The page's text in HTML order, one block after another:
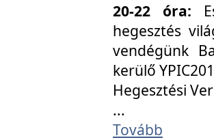
20-22 óra:
hegesztés
vendégünk
kerülő
Hegesztési
...
Tovább